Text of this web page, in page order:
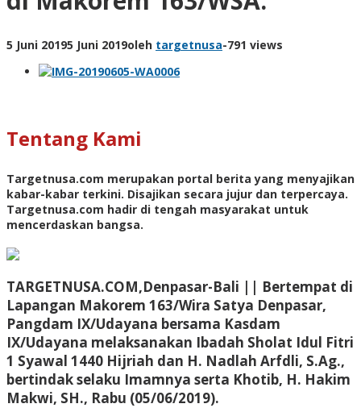
5 Juni 20195 Juni 2019oleh targetnusa-791 views
Tentang Kami
Targetnusa.com merupakan portal berita yang menyajikan
kabar-kabar terkini. Disajikan secara jujur dan terpercaya.
Targetnusa.com hadir di tengah masyarakat untuk
mencerdaskan bangsa.
TARGETNUSA.COM,Denpasar-Bali || Bertempat di
Lapangan Makorem 163/Wira Satya Denpasar,
Pangdam IX/Udayana bersama Kasdam
IX/Udayana melaksanakan Ibadah Sholat Idul Fitri
1 Syawal 1440 Hijriah dan H. Nadlah Arfdli, S.Ag.,
bertindak selaku Imamnya serta Khotib, H. Hakim
Makwi, SH., Rabu (05/06/2019).